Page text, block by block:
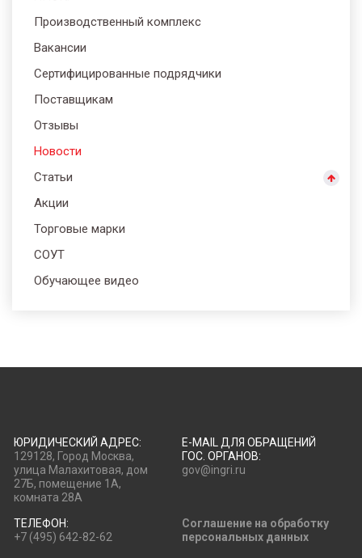
Производственный комплекс
Вакансии
Сертифицированные подрядчики
Поставщикам
Отзывы
Новости
Статьи
Акции
Торговые марки
СОУТ
Обучающее видео
ЮРИДИЧЕСКИЙ АДРЕС:
129128, Город Москва,
улица Малахитовая, дом
27Б, помещение 1А,
комната 28А
E-MAIL ДЛЯ ОБРАЩЕНИЙ
ГОС. ОРГАНОВ:
gov@ingri.ru
ТЕЛЕФОН:
+7 (495) 642-82-62
Соглашение на обработку
персональных данных